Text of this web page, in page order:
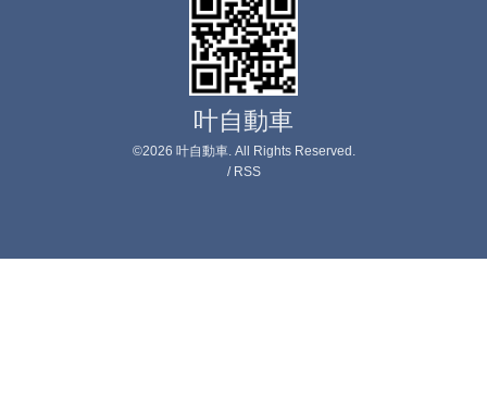
叶自動車
©2026 叶自動車. All Rights Reserved.
/ RSS